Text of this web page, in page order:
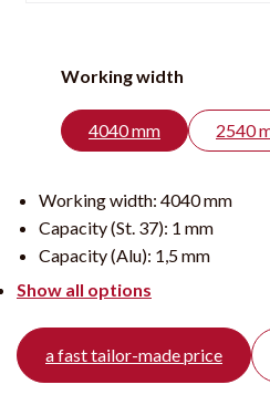
Working width
4040 mm 2540
Working width: 4040 mm
Capacity (St. 37): 1 mm
Capacity (Alu): 1,5 mm
Show all options
a fast tailor-made price